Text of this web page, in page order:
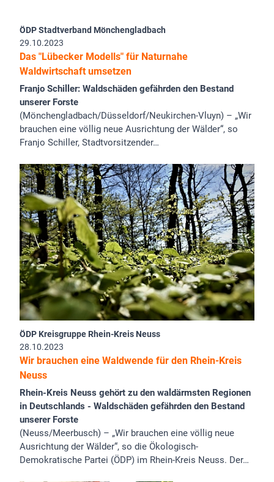
ÖDP Stadtverband Mönchengladbach
29.10.2023
Das "Lübecker Modells" für Naturnahe
Waldwirtschaft umsetzen
Franjo Schiller: Waldschäden gefährden den Bestand
unserer Forste
(Mönchengladbach/Düsseldorf/Neukirchen-Vluyn) – „Wir
brauchen eine völlig neue Ausrichtung der Wälder“, so
Franjo Schiller, Stadtvorsitzender…
ÖDP Kreisgruppe Rhein-Kreis Neuss
28.10.2023
Wir brauchen eine Waldwende für den Rhein-Kreis
Neuss
Rhein-Kreis Neuss gehört zu den waldärmsten Regionen
in Deutschlands - Waldschäden gefährden den Bestand
unserer Forste
(Neuss/Meerbusch) – „Wir brauchen eine völlig neue
Ausrichtung der Wälder“, so die Ökologisch-
Demokratische Partei (ÖDP) im Rhein-Kreis Neuss. Der…